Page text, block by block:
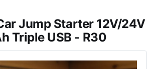
Jump Starter 12V/24V
Triple USB - R30